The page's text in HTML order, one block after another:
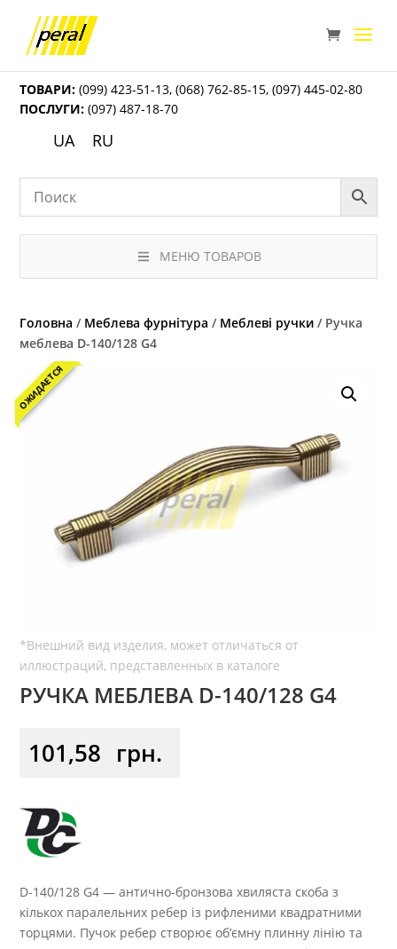
ТОВАРИ: (099) 423-51-13,(068) 762-85-15,(097) 445-02-80
ПОСЛУГИ: (097) 487-18-70
UA RU
МЕНЮ ТОВАРОВ
Головна / Меблева фурнітура / Меблеві ручки / Ручка
меблева D-140/128 G4
ОЖИДАЕТСЯ
РУЧКА МЕБЛЕВА D-140/128 G4
101,58 грн.
D-140/128 G4 — антично-бронзова хвиляста скоба з
кількох паралельних ребер із рифленими квадратними
торцями. Пучок ребер створює об’ємну плинну лінію та